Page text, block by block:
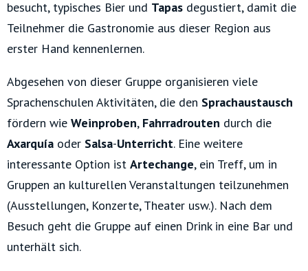
besucht, typisches Bier und Tapas degustiert, damit die
Teilnehmer die Gastronomie aus dieser Region aus
erster Hand kennenlernen.
Abgesehen von dieser Gruppe organisieren viele
Sprachenschulen Aktivitäten, die den Sprachaustausch
fördern wie Weinproben, Fahrradrouten durch die
Axarquía oder Salsa-Unterricht. Eine weitere
interessante Option ist Artechange, ein Treff, um in
Gruppen an kulturellen Veranstaltungen teilzunehmen
(Ausstellungen, Konzerte, Theater usw.). Nach dem
Besuch geht die Gruppe auf einen Drink in eine Bar und
unterhält sich.